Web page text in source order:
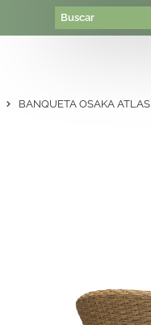
BANQUETA OSAKA ATLAS